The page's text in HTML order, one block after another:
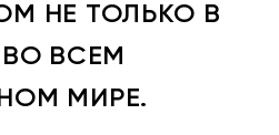
НЕ ТОЛЬКО В
ВСЕМ
МИРЕ.